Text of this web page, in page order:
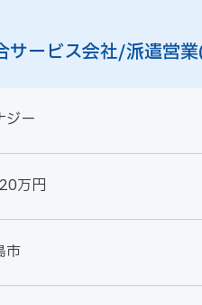
サービス会社/派遣営
ジー
万円
市